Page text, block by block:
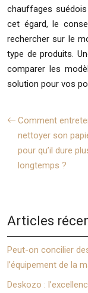
chauffages
cet égard, le
rechercher sur le
type de produits.
comparer les
solution pour vos
Comment
nettoyer son
pour qu’il dure
longtemps ?
Articles
Peut-on concilier
l’équipement de la
Deskozo :